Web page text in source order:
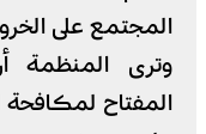
المجتمع على
وترى المنظمة